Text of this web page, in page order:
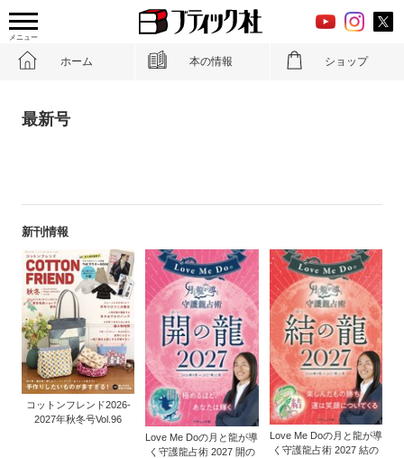
メニュー
ホーム 本の情報 ショップ
最新号
新刊情報
コットンフレンド2026-
2027年秋冬号Vol.96
Love Me Doの月と龍が導
く守護龍占術 2027 開の
Love Me Doの月と龍が導
く守護龍占術 2027 結の